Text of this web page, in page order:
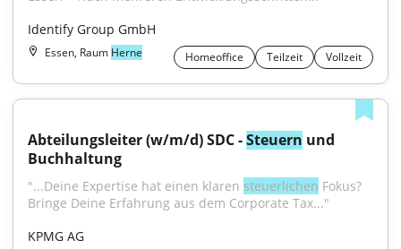
Identify Group GmbH
Essen, Raum Herne Homeoffice Teilzeit Vollzeit
Abteilungsleiter (w/m/d) SDC - Steuern und
Buchhaltung
"...Deine Expertise hat einen klaren steuerlichen Fokus?
Bringe Deine Erfahrung aus dem Corporate Tax..."
KPMG AG